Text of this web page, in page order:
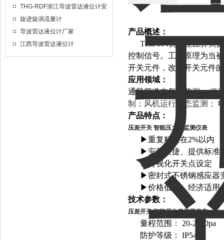
装方法
THG-RDF浙江导波雷达液位计安
装方法
旋进旋涡流量计
导波雷达液位计厂家
江西导波雷达液位计
产品概述：
TRD604机械差压开关
控制信号。工作原理为当
开关元件，改变开关元件
应用领域：
通风管道中气体监测 ；监
制；风机运行状态监测；
产品特点：
压差开关 智能压力差监测仪表
▶重复精度在2%以内
▶安装便捷、提供标准
▶可视化开关点设定
▶密封式不锈钢感应器
▶价格低廉，经济适用
技术参数：
压差开关 智能压力差监测仪表
量程范围：
20-2500pa
防护等级：
IP54